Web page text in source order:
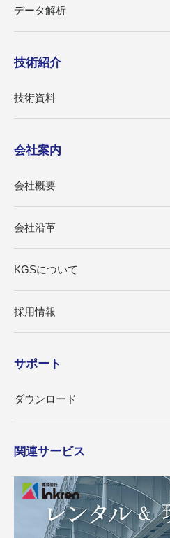
データ解析
技術紹介
技術資料
会社案内
会社概要
会社沿革
KGSについて
採用情報
サポート
ダウンロード
関連サービス